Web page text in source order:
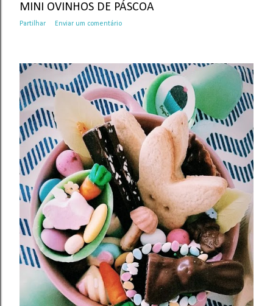
MINI OVINHOS DE PÁSCOA
Partilhar Enviar um comentário